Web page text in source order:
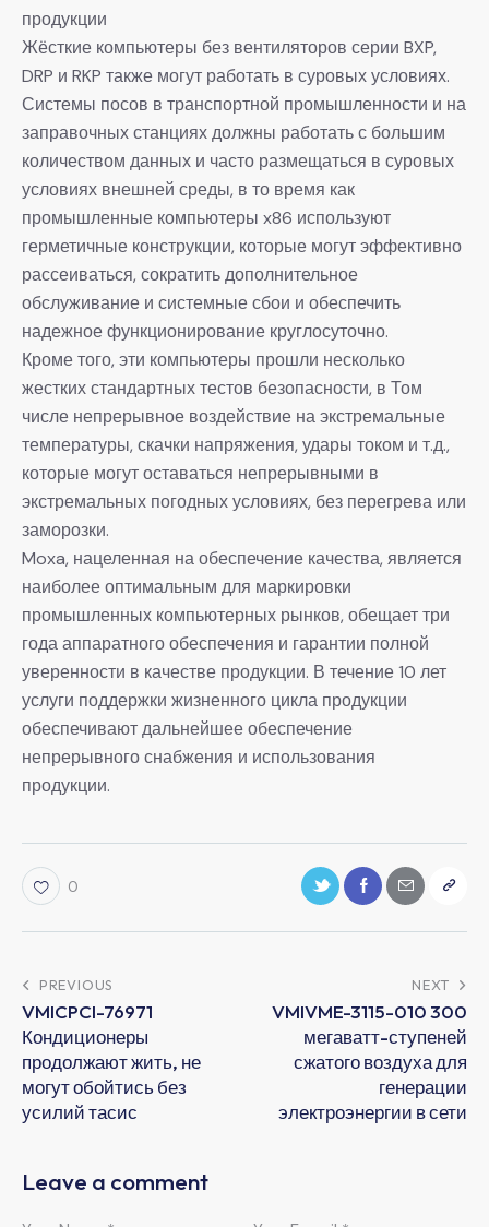
продукции
Жёсткие компьютеры без вентиляторов серии BXP,
DRP и RKP также могут работать в суровых условиях.
Системы посов в транспортной промышленности и на
заправочных станциях должны работать с большим
количеством данных и часто размещаться в суровых
условиях внешней среды, в то время как
промышленные компьютеры x86 используют
герметичные конструкции, которые могут эффективно
рассеиваться, сократить дополнительное
обслуживание и системные сбои и обеспечить
надежное функционирование круглосуточно.
Кроме того, эти компьютеры прошли несколько
жестких стандартных тестов безопасности, в Том
числе непрерывное воздействие на экстремальные
температуры, скачки напряжения, удары током и т.д.,
которые могут оставаться непрерывными в
экстремальных погодных условиях, без перегрева или
заморозки.
Moxa, нацеленная на обеспечение качества, является
наиболее оптимальным для маркировки
промышленных компьютерных рынков, обещает три
года аппаратного обеспечения и гарантии полной
уверенности в качестве продукции. В течение 10 лет
услуги поддержки жизненного цикла продукции
обеспечивают дальнейшее обеспечение
непрерывного снабжения и использования
продукции.
0
PREVIOUS
VMICPCI-76971
Кондиционеры
продолжают жить, не
могут обойтись без
усилий тасис
NEXT
VMIVME-3115-010 300
мегаватт-ступеней
сжатого воздуха для
генерации
электроэнергии в сети
Leave a comment